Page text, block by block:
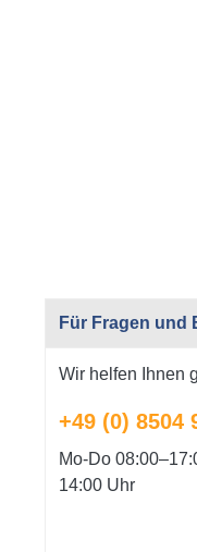
Für Fragen und
Wir helfen Ihnen
+49 (0) 8504
Mo-Do
14:00 Uhr